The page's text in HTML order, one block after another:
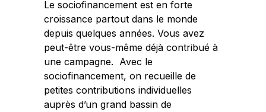
Le sociofinancement est en forte
croissance partout dans le monde
depuis quelques années. Vous avez
peut-être vous-même déjà contribué à
une campagne. Avec le
sociofinancement, on recueille de
petites contributions individuelles
auprès d’un grand bassin de